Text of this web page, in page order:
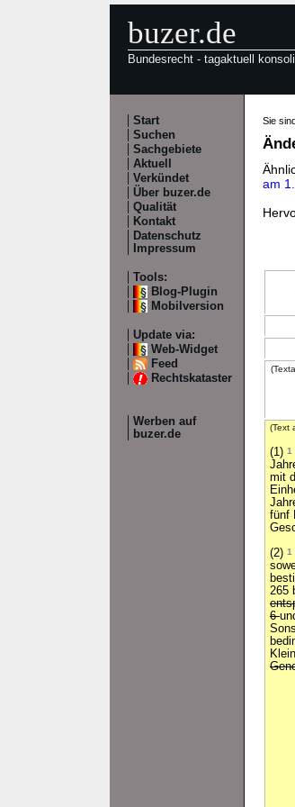
buzer.de
Bundesrecht - tagaktuell
Start
Suchen
Sachgebiete
Aktuell
Verkündet
Über buzer.de
Qualität
Kontakt
Datenschutz
Impressum
Tools:
Blog-Plugin
Mobilversion
Update via:
Web-Widget
Feed
Rechtskataster
Werben auf
buzer.de
Sie
am
(Text
(1) 1
mit
fünf
(2) 1
265
6